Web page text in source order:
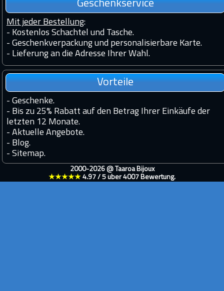
Geschenkservice
Mit jeder Bestellung:
- Kostenlos Schachtel und Tasche.
- Geschenkverpackung und personalisierbare Karte.
- Lieferung an die Adresse Ihrer Wahl.
Vorteile
- Geschenke.
- Bis zu 25% Rabatt auf den Betrag Ihrer Einkäufe der
letzten 12 Monate.
- Aktuelle Angebote.
- Blog.
- Sitemap.
2000-2026 @ Taaroa Bijoux
★★★★★ 4.97 / 5 über 4007 Bewertung.